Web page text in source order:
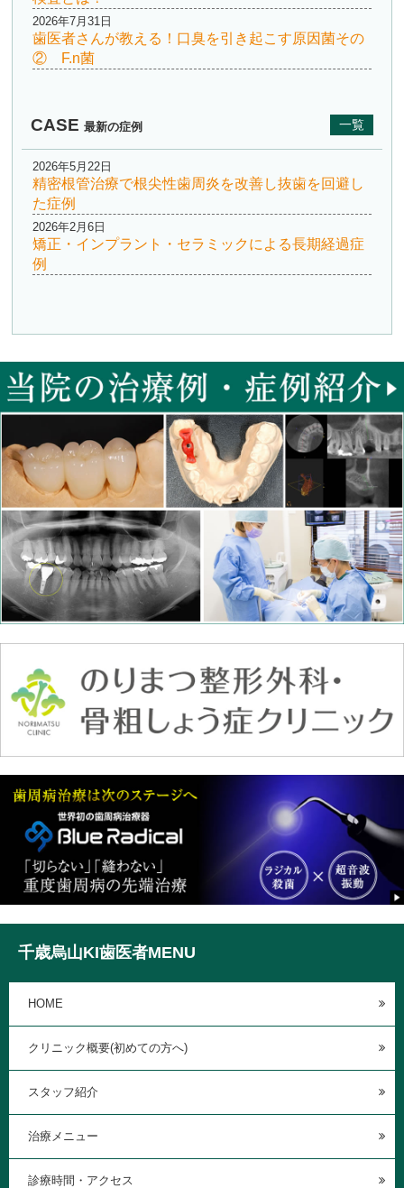
2026年7月31日
歯医者さんが教える！口臭を引き起こす原因菌その
② F.n菌
CASE 最新の症例 一覧
2026年5月22日
精密根管治療で根尖性歯周炎を改善し抜歯を回避し
た症例
2026年2月6日
矯正・インプラント・セラミックによる長期経過症
例
千歳烏山KI歯医者MENU
HOME
クリニック概要(初めての方へ)
スタッフ紹介
治療メニュー
診療時間・アクセス